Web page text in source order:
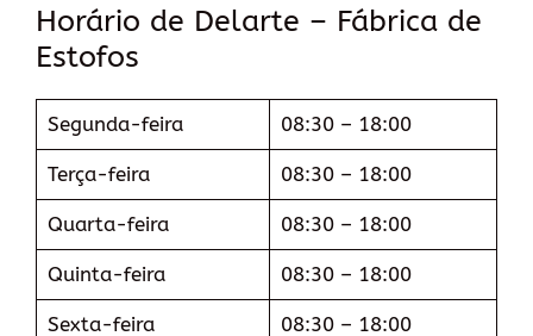
Horário de Delarte – Fábrica de
Estofos
Segunda-feira 08:30 – 18:00
Terça-feira 08:30 – 18:00
Quarta-feira 08:30 – 18:00
Quinta-feira 08:30 – 18:00
Sexta-feira 08:30 – 18:00